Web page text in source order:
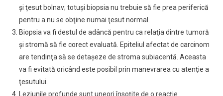
şi ţesut bolnav; totuşi biopsia nu trebuie să fie prea periferică
pentru a nu se obţine numai ţesut normal.
Biopsia va fi destul de adâncă pentru ca relaţia dintre tumoră
şi stromă să fie corect evaluată. Epiteliul afectat de carcinom
are tendinţa să se detaşeze de stroma subiacentă. Aceasta
va fi evitată oricând este posibil prin manevrarea cu atenţie a
ţesutului.
Leziunile profunde sunt uneori însoţite de o reacţie